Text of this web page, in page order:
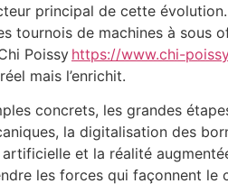
principal de cette
tournois de machines à sous
Poissy https://www.chi-
mais l’enrichit.
concrets, les grandes
la digitalisation des
et la réalité
les forces qui façonnent le